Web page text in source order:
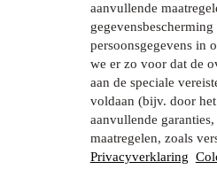
aanvullende
persoonsgegevens in
we er zo voor dat de
aan de speciale
voldaan (bijv. door
aanvullende
maatregelen, zoals
Privacyverklaring